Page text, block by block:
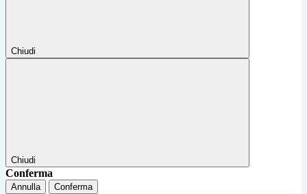
Chiudi
Chiudi
Conferma
Annulla Conferma